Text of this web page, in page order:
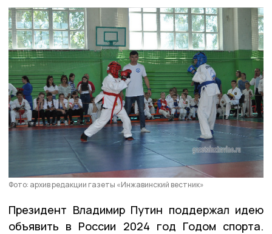
Фото: архив редакции газеты «Инжавинский вестник»
Президент Владимир Путин поддержал идею
объявить в России 2024 год Годом спорта.